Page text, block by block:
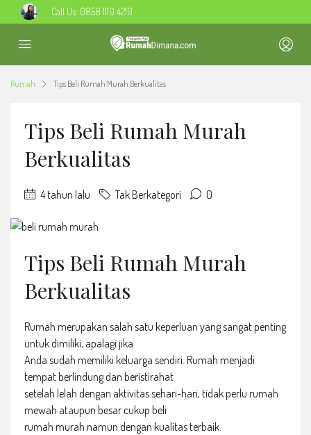
Call Us: 0858 1119 4219
Rumah Tips Beli Rumah Murah Berkualitas
Tips Beli Rumah Murah
Berkualitas
4 tahun lalu Tak Berkategori 0
Tips Beli Rumah Murah
Berkualitas
Rumah merupakan salah satu keperluan yang sangat penting
untuk dimiliki, apalagi jika
Anda sudah memiliki keluarga sendiri. Rumah menjadi
tempat berlindung dan beristirahat
setelah lelah dengan aktivitas sehari-hari, tidak perlu rumah
mewah ataupun besar cukup beli
rumah murah namun dengan kualitas terbaik.